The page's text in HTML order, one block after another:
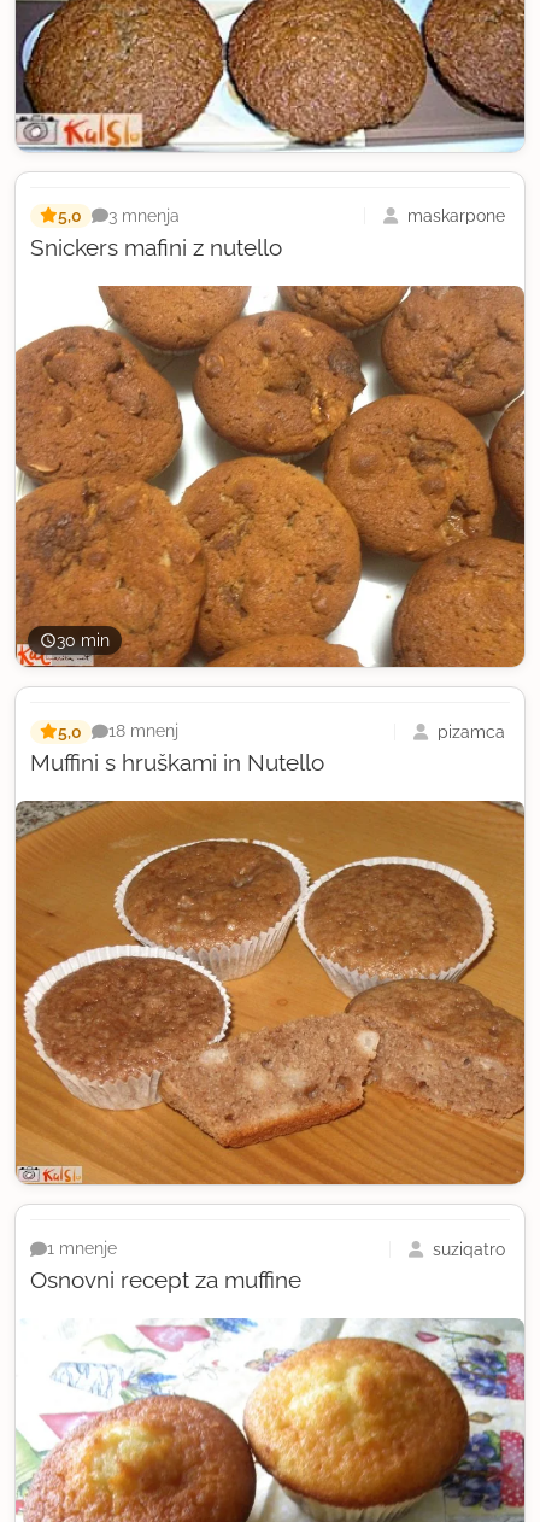
30 min
Snickers mafini z nutello
5,0 3 mnenja maskarpone
Muffini s hruškami in Nutello
5,0 18 mnenj pizamca
Osnovni recept za muffine
1 mnenje suziqatro